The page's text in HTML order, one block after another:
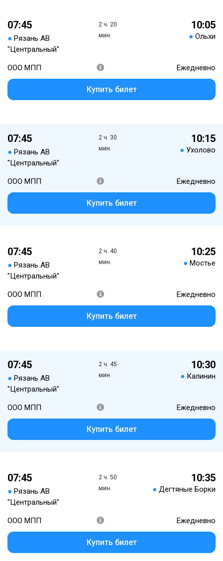
07:45
● Рязань АВ
"Центральный"
2 ч. 20
мин.
10:05
● Ольхи
ООО МПП Ежедневно
Купить билет
07:45
● Рязань АВ
"Центральный"
2 ч. 30
мин.
10:15
● Ухолово
ООО МПП Ежедневно
Купить билет
07:45
● Рязань АВ
"Центральный"
2 ч. 40
мин.
10:25
● Мостье
ООО МПП Ежедневно
Купить билет
07:45
● Рязань АВ
"Центральный"
2 ч. 45
мин.
10:30
● Калинин
ООО МПП Ежедневно
Купить билет
07:45
● Рязань АВ
"Центральный"
2 ч. 50
мин.
10:35
● Дегтяные Борки
ООО МПП Ежедневно
Купить билет